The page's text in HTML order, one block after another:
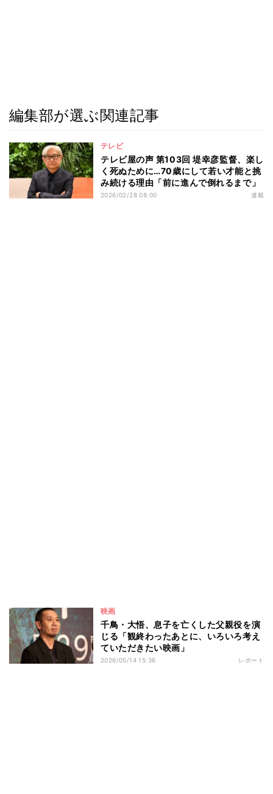
編集部が選ぶ関連記事
テレビ
テレビ屋の声 第103回 堤幸彦監督、楽し
く死ぬために…70歳にして若い才能と挑
み続ける理由「前に進んで倒れるまで」
2026/02/28 08:00 連載
映画
千鳥・大悟、息子を亡くした父親役を演
じる「観終わったあとに、いろいろ考え
ていただきたい映画」
2026/05/14 15:36 レポート